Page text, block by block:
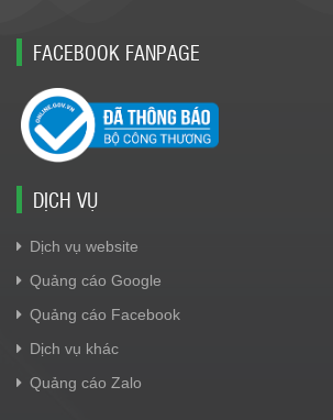
FACEBOOK FANPAGE
DỊCH VỤ
Dịch vụ website
Quảng cáo Google
Quảng cáo Facebook
Dịch vụ khác
Quảng cáo Zalo